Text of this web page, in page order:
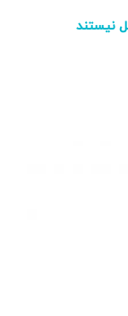
نیستند